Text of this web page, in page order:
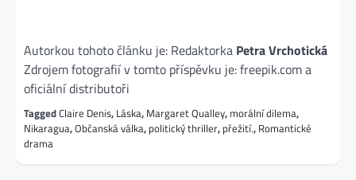
Autorkou tohoto článku je: Redaktorka Petra Vrchotická
Zdrojem fotografií v tomto příspěvku je: freepik.com a
oficiální distributoři
TaggedClaire Denis, Láska, Margaret Qualley, morální dilema,
Nikaragua,Občanská válka, politický thriller, přežití., Romantické
drama